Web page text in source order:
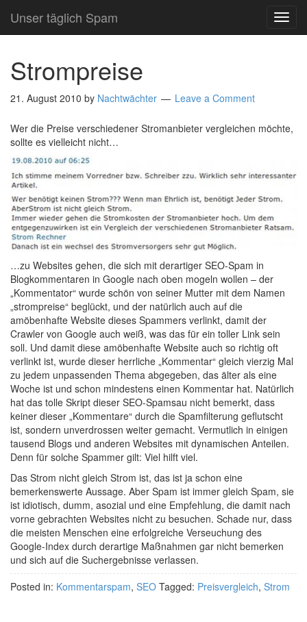
Unser täglich Spam
Strompreise
21. August 2010 by Nachtwächter Leave a Comment
Wer die Preise verschiedener Stromanbieter vergleichen möchte,
sollte es vielleicht nicht…
…zu Websites gehen, die sich mit derartiger SEO-Spam in
Blogkommentaren in Google nach oben mogeln wollen – der
„Kommentator“ wurde schön von seiner Mutter mit dem Namen
„strompreise“ beglückt, und der natürlich auch auf die
amöbenhafte Website dieses Spammers verlinkt, damit der
Crawler von Google auch weiß, was das für ein toller Link sein
soll. Und damit diese amöbenhafte Website auch so richtig oft
verlinkt ist, wurde dieser herrliche „Kommentar“ gleich vierzig Mal
zu jedem unpassenden Thema abgegeben, das älter als eine
Woche ist und schon mindestens einen Kommentar hat. Natürlich
hat das tolle Skript dieser SEO-Spamsau nicht bemerkt, dass
keiner dieser „Kommentare“ durch die Spamfilterung geflutscht
ist, sondern unverdrossen weiter gemacht. Vermutlich in einigen
tausend Blogs und anderen Websites mit dynamischen Anteilen.
Denn für solche Spammer gilt: Viel hilft viel.
Das Strom nicht gleich Strom ist, das ist ja schon eine
bemerkenswerte Aussage. Aber Spam ist immer gleich Spam, sie
ist idiotisch, dumm, asozial und eine Empfehlung, die damit nach
vorne gebrachten Websites nicht zu besuchen. Schade nur, dass
die meisten Menschen eine erfolgreiche Verseuchung des
Google-Index durch derartige Maßnahmen gar nicht bemerken
und sich auf die Suchergebnisse verlassen.
Posted in: Kommentarspam, SEO Tagged: Preisvergleich, Strom